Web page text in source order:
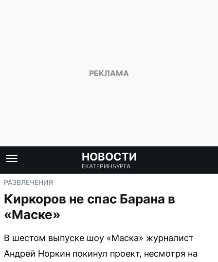
НОВОСТИ
ЕКАТЕРИНБУРГА
РАЗВЛЕЧЕНИЯ
Киркоров не спас Барана в
«Маске»
В шестом выпуске шоу «Маска» журналист
Андрей Норкин покинул проект, несмотря на